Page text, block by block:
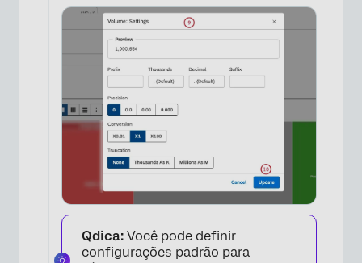
Qdica: Você pode definir
configurações padrão para